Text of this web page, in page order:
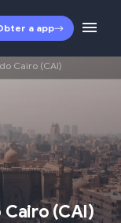
a app
Cairo (CAI)
Cairo(CAI)